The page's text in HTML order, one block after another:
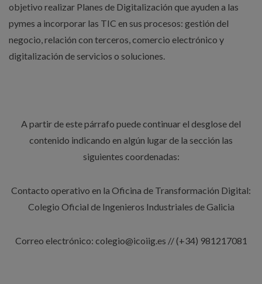
objetivo realizar Planes de Digitalización que ayuden a las
pymes a incorporar las TIC en sus procesos: gestión del
negocio, relación con terceros, comercio electrónico y
digitalización de servicios o soluciones.
A partir de este párrafo puede continuar el desglose del
contenido indicando en algún lugar de la sección las
siguientes coordenadas:
Contacto operativo en la Oficina de Transformación Digital:
Colegio Oficial de Ingenieros Industriales de Galicia
Correo electrónico: colegio@icoiig.es // (+34) 981217081